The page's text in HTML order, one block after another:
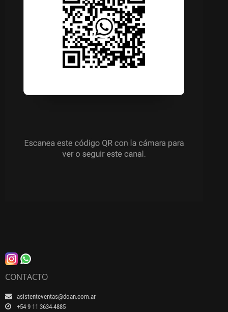
CONTACTO
asistenteventas@doan.com.ar
+54 9 11 3634-4885